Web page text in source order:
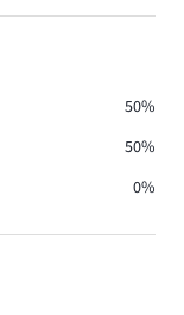
50%
50%
0%